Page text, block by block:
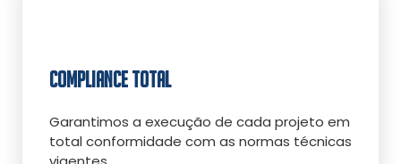
COMPLIANCE TOTAL
Garantimos a execução de cada projeto em
total conformidade com as normas técnicas